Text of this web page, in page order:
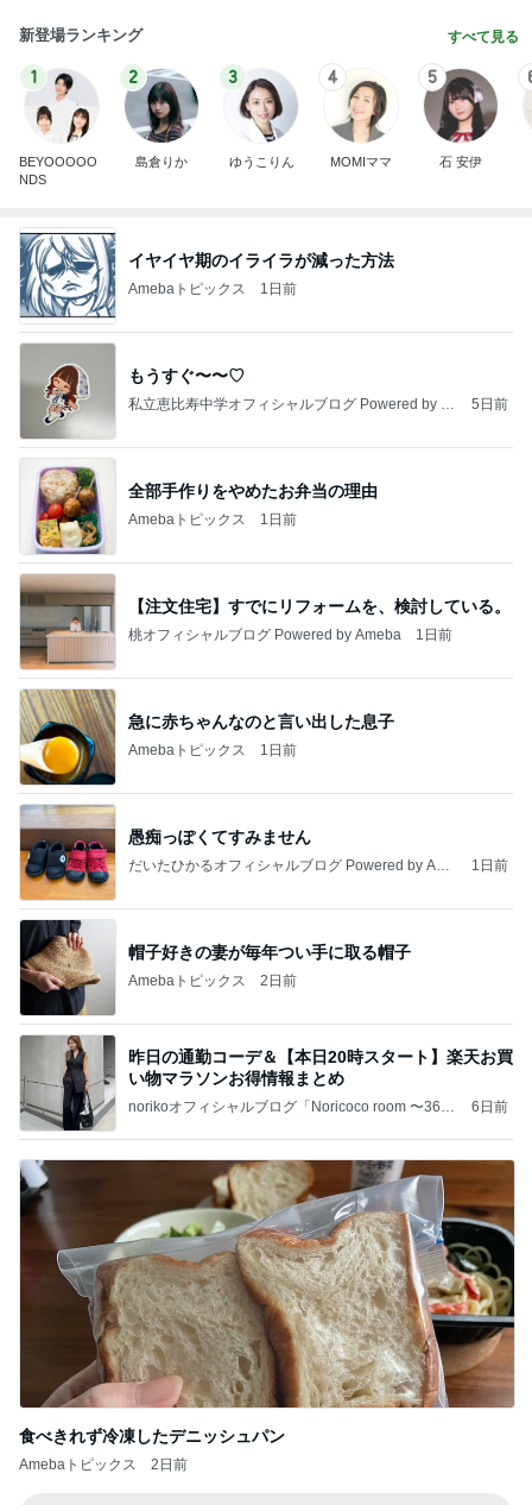
新登場ランキング すべて見る
1
BEYOOOOO
NDS
2
島倉りか
3
ゆうこりん
4
MOMIママ
5
石 安伊
イヤイヤ期のイライラが減った方法
Amebaトピックス 1日前
もうすぐ〜〜♡
私立恵比寿中学オフィシャルブログ Powered by A
5日前
全部手作りをやめたお弁当の理由
Amebaトピックス 1日前
【注文住宅】すでにリフォームを、検討している。
桃オフィシャルブログ Powered by Ameba 1日前
急に赤ちゃんなのと言い出した息子
Amebaトピックス 1日前
愚痴っぽくてすみません
だいたひかるオフィシャルブログ Powered by Ame
1日前
帽子好きの妻が毎年つい手に取る帽子
Amebaトピックス 2日前
昨日の通勤コーデ＆【本日20時スタート】楽天お買
い物マラソンお得情報まとめ
norikoオフィシャルブログ「Noricoco room 〜365
6日前
食べきれず冷凍したデニッシュパン
Amebaトピックス 2日前